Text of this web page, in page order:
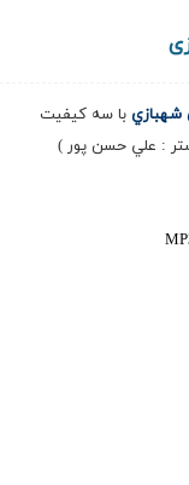
شهبازي با سه كيفيت
: علي حسن پور )